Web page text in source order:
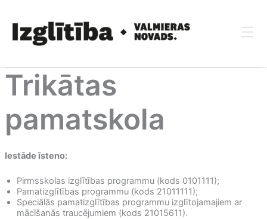
content
Trikātas
pamatskola
Iestāde īsteno:
Pirmsskolas izglītības programmu (kods 0101111);
Pamatizglītības programmu (kods 21011111);
Speciālās pamatizglītības programmu izglītojamajiem ar
mācīšanās traucējumiem (kods 21015611).